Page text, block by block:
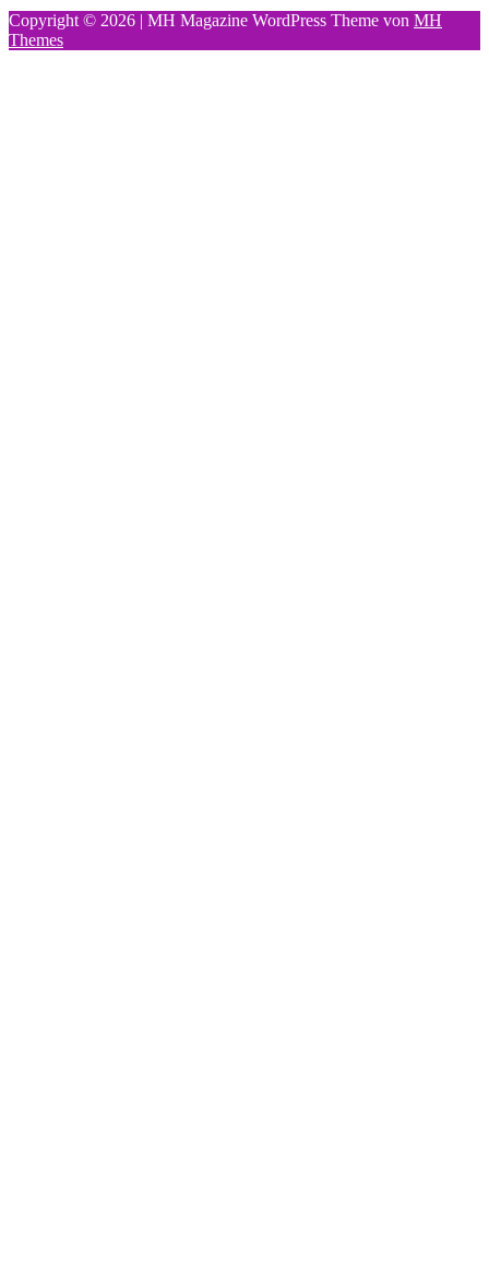
Copyright © 2026 | MH Magazine WordPress Theme von MH
Themes